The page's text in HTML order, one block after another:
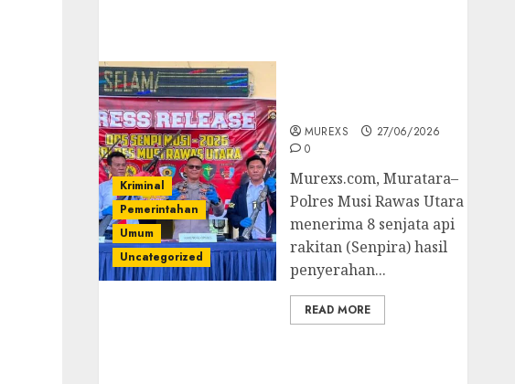
Kriminal
Pemerintahan
Umum
Uncategorized
MUREXS
27/06/2026
0
Murexs.com, Muratara–
Polres Musi Rawas Utara
menerima 8 senjata api
rakitan (Senpira) hasil
penyerahan...
READ MORE